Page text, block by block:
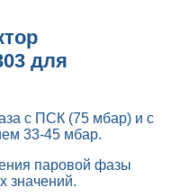
для
с ПСК (75 мбар) и с
33-45 мбар.
паровой фазы
значений.